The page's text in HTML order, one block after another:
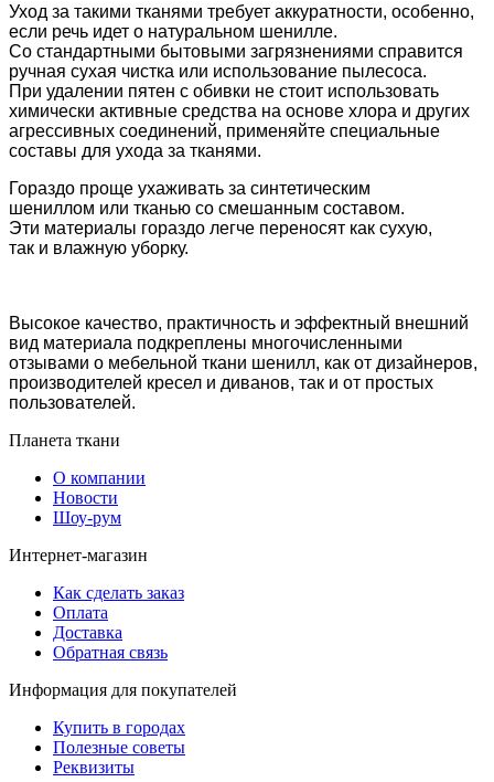
Уход за такими тканями требует аккуратности, особенно,
если речь идет о натуральном шенилле.
Со стандартными бытовыми загрязнениями справится
ручная сухая чистка или использование пылесоса.
При удалении пятен с обивки не стоит использовать
химически активные средства на основе хлора и других
агрессивных соединений, применяйте специальные
составы для ухода за тканями.
Гораздо проще ухаживать за синтетическим
шениллом или тканью со смешанным составом.
Эти материалы гораздо легче переносят как сухую,
так и влажную уборку.
Высокое качество, практичность и эффектный внешний
вид материала подкреплены многочисленными
отзывами о мебельной ткани шенилл, как от дизайнеров,
производителей кресел и диванов, так и от простых
пользователей.
Планета ткани
О компании
Новости
Шоу-рум
Интернет-магазин
Как сделать заказ
Оплата
Доставка
Обратная связь
Информация для покупателей
Купить в городах
Полезные советы
Реквизиты